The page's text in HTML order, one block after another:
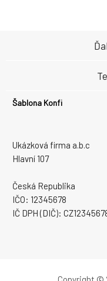
Šablona Konfi
Ukázková firma a.b.c
Hlavní 107
Česká Republika
IČO: 12345678
IČ DPH (DIČ):